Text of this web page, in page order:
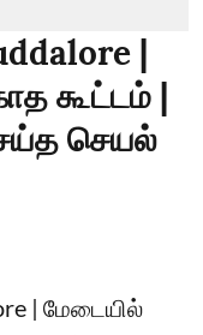
|
கூட்டம் |
செயல்
| மேடையில்